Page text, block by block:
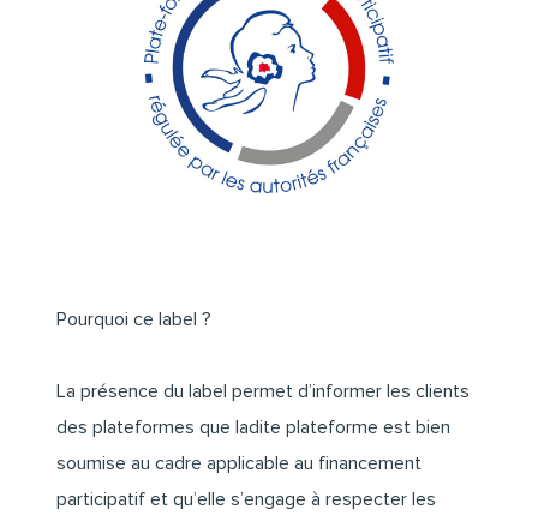
Pourquoi ce label ?
La présence du label permet d’informer les clients
des plateformes que ladite plateforme est bien
soumise au cadre applicable au financement
participatif et qu’elle s’engage à respecter les